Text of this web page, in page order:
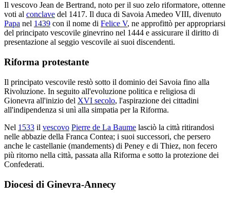
Il vescovo Jean de Bertrand, noto per il suo zelo riformatore, ottenne
voti al conclave del 1417. Il duca di Savoia Amedeo VIII, divenuto
Papa nel 1439 con il nome di Felice V, ne approfittò per appropriarsi
del principato vescovile ginevrino nel 1444 e assicurare il diritto di
presentazione al seggio vescovile ai suoi discendenti.
Riforma protestante
Il principato vescovile restò sotto il dominio dei Savoia fino alla
Rivoluzione. In seguito all'evoluzione politica e religiosa di
Gionevra all'inizio del XVI secolo, l'aspirazione dei cittadini
all'indipendenza si unì alla simpatia per la Riforma.
Nel 1533 il vescovo Pierre de La Baume lasciò la città ritirandosi
nelle abbazie della Franca Contea; i suoi successori, che persero
anche le castellanie (mandements) di Peney e di Thiez, non fecero
più ritorno nella città, passata alla Riforma e sotto la protezione dei
Confederati.
Diocesi di Ginevra-Annecy